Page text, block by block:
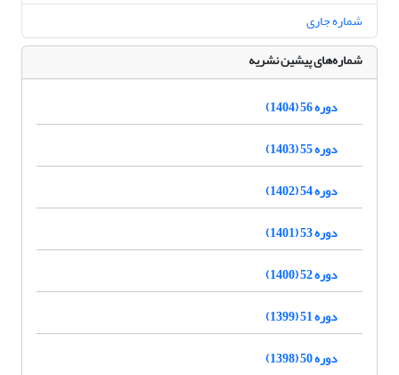
شماره جاری
شماره‌های پیشین نشریه
دوره 56 (1404)
دوره 55 (1403)
دوره 54 (1402)
دوره 53 (1401)
دوره 52 (1400)
دوره 51 (1399)
دوره 50 (1398)